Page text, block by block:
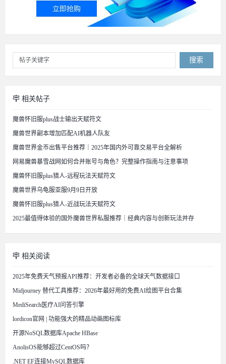
搜索
相关帖子
魔兽怀旧服plus战士输出天赋符文
魔兽世界副本增加匹配AI机器人队友
魔兽世界金币出售平台推荐｜2025年国内外可靠交易平台全解析
网易魔兽暴雪战网如何合并账号与角色？完整操作指南与注意事项
魔兽怀旧服plus猎人-远程玩法天赋符文
魔兽世界乌龟服亚服9月9日开放
魔兽怀旧服plus猎人-近战玩法天赋符文
2025最值得体验的国外魔兽世界私服推荐｜经典内容与创新玩法并存
相关阅读
2025年免费天气预报API推荐：开发者必备的全球天气数据接口
Midjourney 替代工具推荐：2026年最好用的免费AI绘图平台合集
MediSearch医疗AI问答引擎
lordicon官网 | 功能强大的精品动画图标库
开源NoSQL数据库Apache HBase
AnolisOS能够超过CentOS吗？
.NET EF连接MySQL数据库